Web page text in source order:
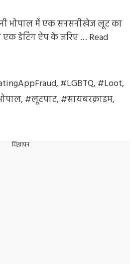
भोपाल में एक सनसनीखेज लूट का
एक डेटिंग ऐप के जरिए … Read
,#LGBTQ,#Loot,
,#लूटपाट,#सायबरक्राइम,
विज्ञापन